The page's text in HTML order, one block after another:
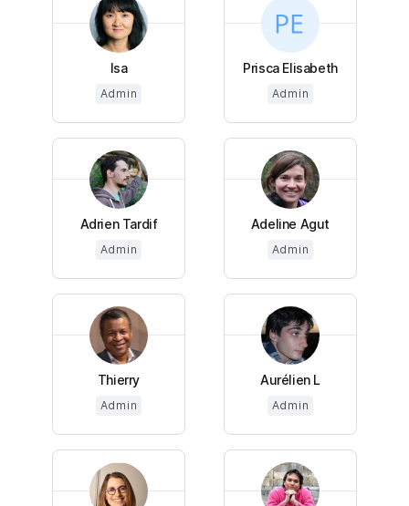
Isa
Admin
Prisca Elisabeth
Admin
Adrien Tardif
Admin
Adeline Agut
Admin
Thierry
Admin
Aurélien L
Admin